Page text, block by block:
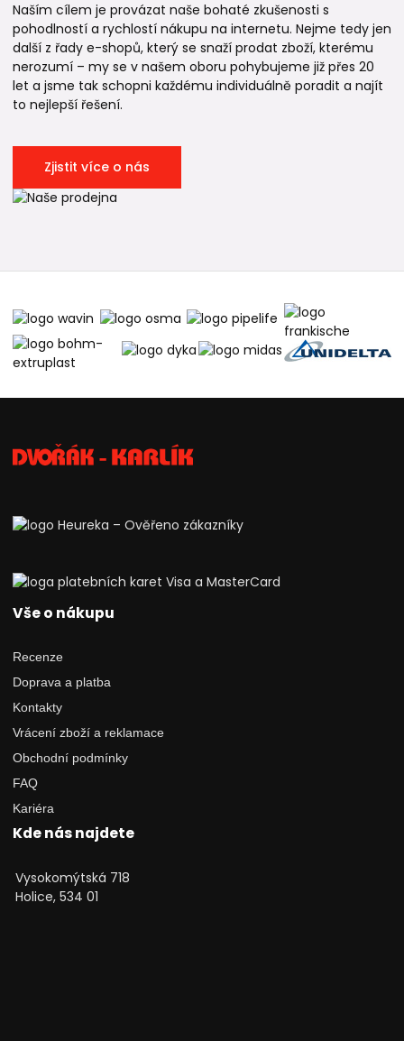
Naším cílem je provázat naše bohaté zkušenosti s
pohodlností a rychlostí nákupu na internetu. Nejme tedy jen
další z řady e-shopů, který se snaží prodat zboží, kterému
nerozumí – my se v našem oboru pohybujeme již přes 20
let a jsme tak schopni každému individuálně poradit a najít
to nejlepší řešení.
Zjistit více o nás
Vše o nákupu
Recenze
Doprava a platba
Kontakty
Vrácení zboží a reklamace
Obchodní podmínky
FAQ
Kariéra
Kde nás najdete
Vysokomýtská 718
Holice, 534 01